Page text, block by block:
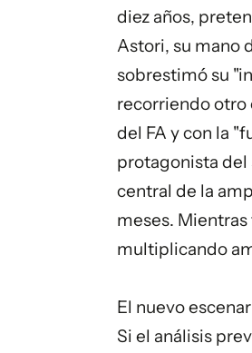
diez años,
Astori, su mano
sobrestimó su
recorriendo otro
del FA y con la
protagonista del
central de la
meses.
multiplicando
El nuevo
Si el análisis